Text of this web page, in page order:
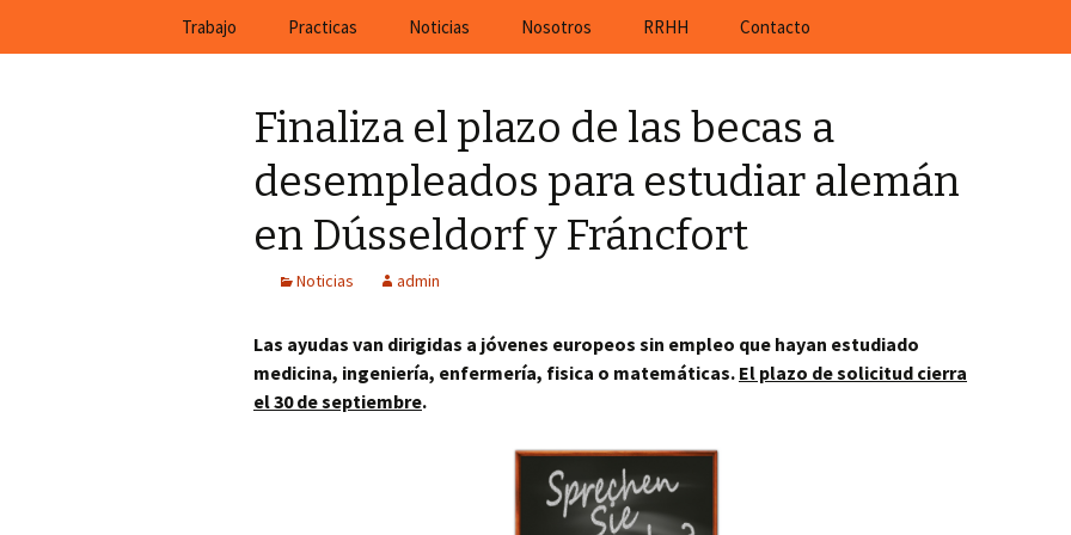
En Cefeco Consulting encontrará ofertas de trabajo actuales de empresas
Trabajo Practicas Noticias Nosotros RRHH Contacto
Finaliza el plazo de las becas a
desempleados para estudiar alemán
en Dússeldorf y Fráncfort
Noticias admin
Las ayudas van dirigidas a jóvenes europeos sin empleo que hayan estudiado
medicina, ingeniería, enfermería, fisica o matemáticas. El plazo de solicitud cierra
el 30 de septiembre.